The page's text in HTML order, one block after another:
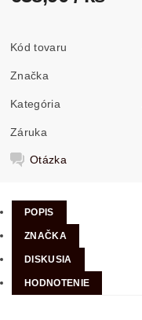
Kód tovaru
Značka
Kategória
Záruka
Otázka
POPIS
ZNAČKA
DISKUSIA
HODNOTENIE